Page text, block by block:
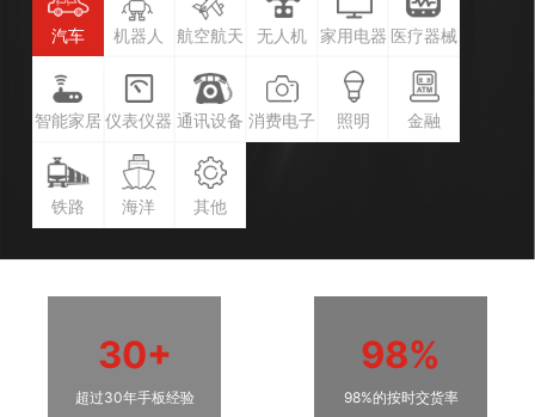
汽车 机器人 航空航天 无人机 家用电器 医疗器械
智能家居 仪表仪器 通讯设备 消费电子 照明 金融
铁路 海洋 其他
30+
超过30年手板经验
98%
98%的按时交货率